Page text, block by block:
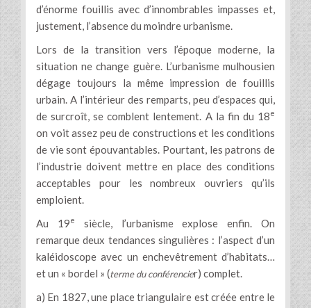
d’énorme fouillis avec d’innombrables impasses et,
justement, l’absence du moindre urbanisme.
Lors de la transition vers l’époque moderne, la
situation ne change guère. L’urbanisme mulhousien
dégage toujours la même impression de fouillis
urbain. A l’intérieur des remparts, peu d’espaces qui,
de surcroît, se comblent lentement. A la fin du 18e
on voit assez peu de constructions et les conditions
de vie sont épouvantables. Pourtant, les patrons de
l’industrie doivent mettre en place des conditions
acceptables pour les nombreux ouvriers qu’ils
emploient.
Au 19e
siècle, l’urbanisme explose enfin. On
remarque deux tendances singulières : l’aspect d’un
kaléidoscope avec un enchevêtrement d’habitats…
et un « bordel » (terme du conférencier) complet.
a) En 1827, une place triangulaire est créée entre le